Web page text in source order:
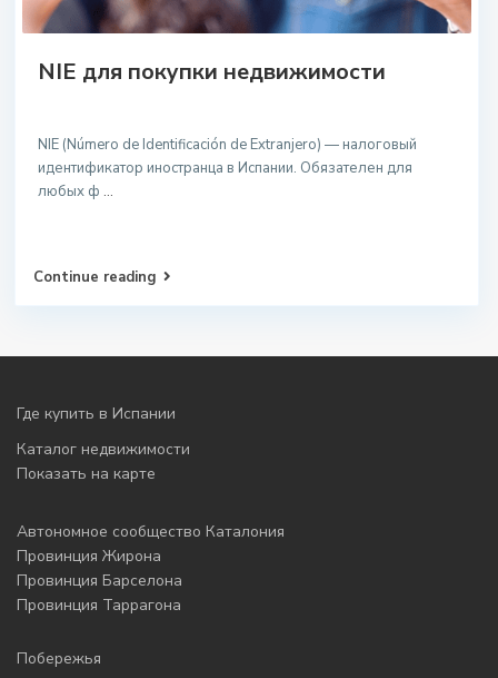
NIE для покупки недвижимости
NIE (Número de Identificación de Extranjero) — налоговый
идентификатор иностранца в Испании. Обязателен для
любых ф ...
Continue reading
Где купить в Испании
Каталог недвижимости
Показать на карте
Автономное сообщество Каталония
Провинция Жирона
Провинция Барселона
Провинция Таррагона
Побережья